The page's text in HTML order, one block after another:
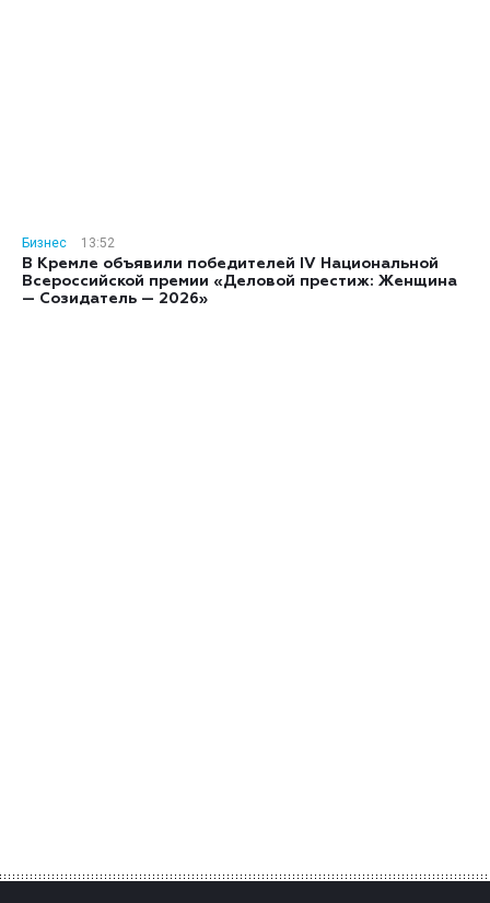
Бизнес
13:52
В Кремле объявили победителей IV Национальной
Всероссийской премии «Деловой престиж: Женщина
— Созидатель — 2026»